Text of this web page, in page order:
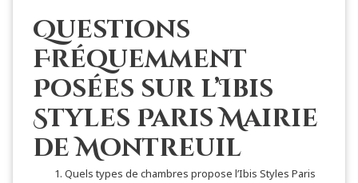
Questions
Fréquemment
Posées sur l’Ibis
Styles Paris Mairie
de Montreuil
Quels types de chambres propose l’Ibis Styles Paris